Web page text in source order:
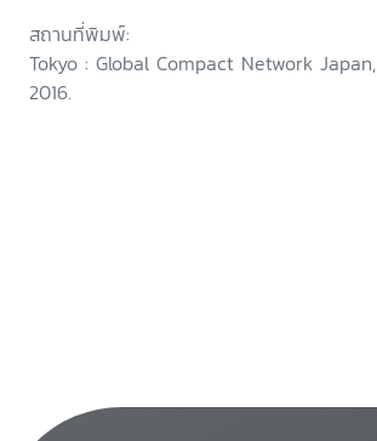
สถานที่พิมพ์:
Tokyo : Global Compact Network Japan,
2016.